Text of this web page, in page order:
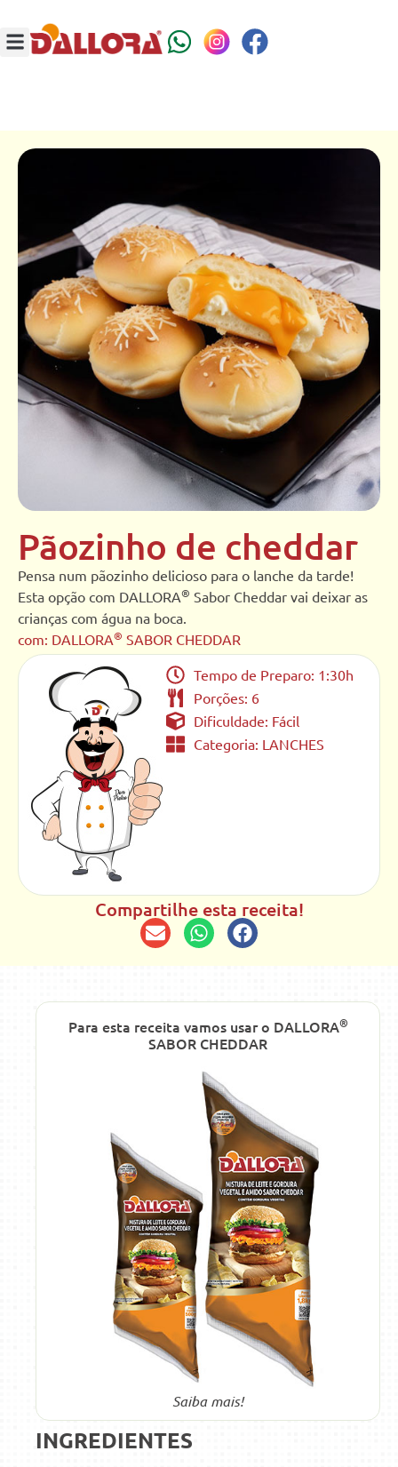
Pãozinho de cheddar
Pensa num pãozinho delicioso para o lanche da tarde!
Esta opção com DALLORA® Sabor Cheddar vai deixar as
crianças com água na boca.
com: DALLORA® SABOR CHEDDAR
Tempo de Preparo: 1:30h
Porções: 6
Dificuldade: Fácil
Categoria: LANCHES
Compartilhe esta receita!
Para esta receita vamos usar o DALLORA®
SABOR CHEDDAR
Saiba mais!
INGREDIENTES